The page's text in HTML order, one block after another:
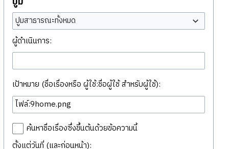
ปูมสาธารณะทั้งหมด
ผู้ดำเนินการ:
เป้าหมาย (ชื่อเรื่องหรือ ผู้ใช้:ชื่อผู้ใช้ สำหรับผู้ใช้):
ค้นหาชื่อเรื่องซึ่งขึ้นต้นด้วยข้อความนี้
ตั้งแต่วันที่ (และก่อนหน้า):